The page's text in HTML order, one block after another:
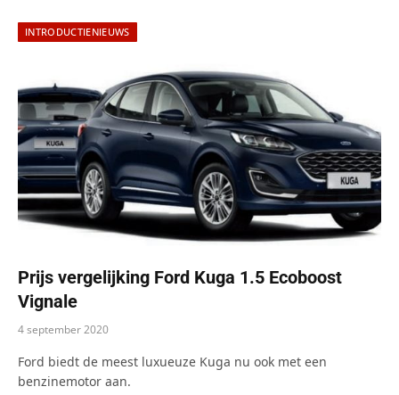
INTRODUCTIENIEUWS
Prijs vergelijking Ford Kuga 1.5 Ecoboost
Vignale
4 september 2020
Ford biedt de meest luxueuze Kuga nu ook met een
benzinemotor aan.